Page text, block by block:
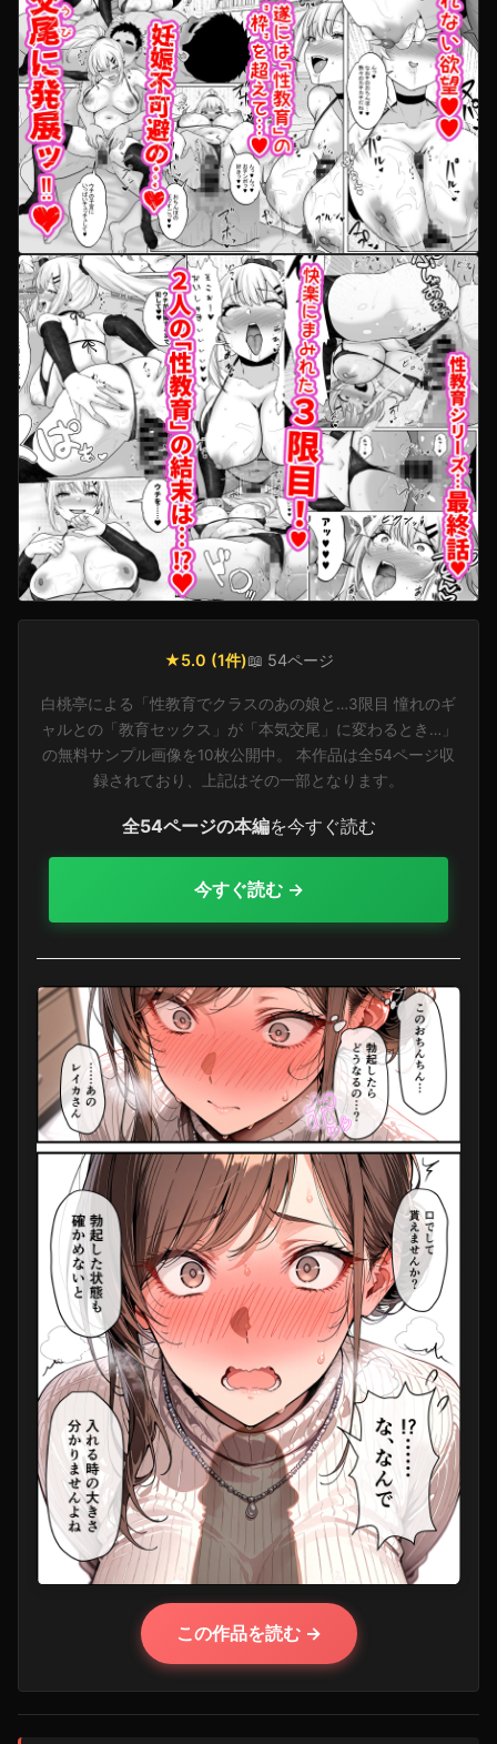
★5.0 (1件)📖 54ページ
白桃亭による「性教育でクラスのあの娘と…3限目 憧れのギ
ャルとの「教育セックス」が「本気交尾」に変わるとき…」
の無料サンプル画像を10枚公開中。 本作品は全54ページ収
録されており、上記はその一部となります。
全54ページの本編を今すぐ読む
今すぐ読む →
この作品を読む →